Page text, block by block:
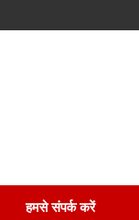
हमसे संपर्क करें